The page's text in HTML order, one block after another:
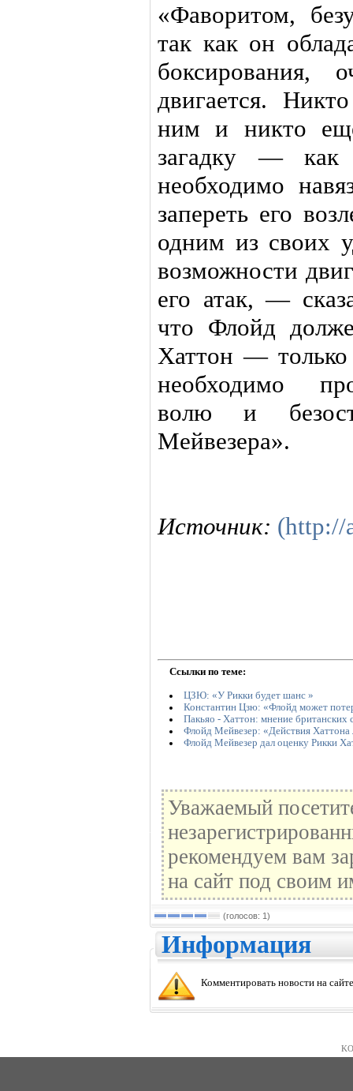
«Фаворитом,
так как он
двигается.
ним и никто
загадку — как
необходимо
запереть его
одним из своих
возможности
его атак, —
что Флойд
Хаттон —
необходимо
волю и
Мейвезера».
Источник: (http://
Ссылки по теме:
ЦЗЮ: «У Рикки будет шанс »
Константин Цзю: «Флойд может
Пакьяо - Хаттон: мнение британских
Флойд Мейвезер: «Действия Хаттона
Флойд Мейвезер дал оценку Рикки
Уважаемый
рекомендуем вам
на сайт под своим
(голосов: 1)
Информация
Комментировать новости на